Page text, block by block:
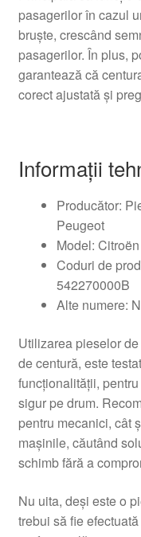
pasagerilor în cazul
bruște, crescând
pasagerilor. În plus,
garantează că
corect ajustată și
Informații
Producător:
Peugeot
Model:
Coduri de
542270000B
Alte numere:
Utilizarea pieselor
de centură, este
funcționalității,
sigur pe drum.
pentru mecanici, cât
mașinile, căutând
schimb fără a
Nu uita, deși este o
trebui să fie